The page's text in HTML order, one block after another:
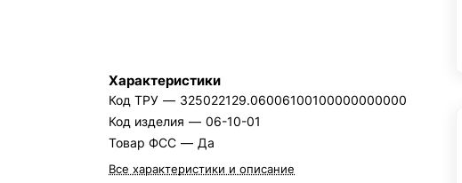
Характеристики
Код ТРУ — 325022129.06006100100000000000
Код изделия — 06-10-01
Товар ФСС — Да
Все характеристики и описание